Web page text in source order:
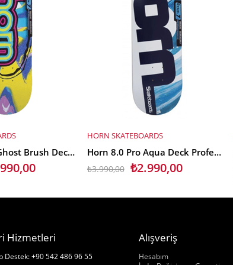
Horn 8.0 Pro Ghost Brush Deck Profesyonel Kaykay Tahtası
SEPETE EKLE
HORN SKATEBOARDS
Horn 8.0 Pro Aqua Deck Profesyonel Kaykay Tahtası
₺2.990,00
₺3.990,00
Hizmetleri
Destek: +90 542 486 96 55
Alışveriş
Hakkımızda
Hesabım